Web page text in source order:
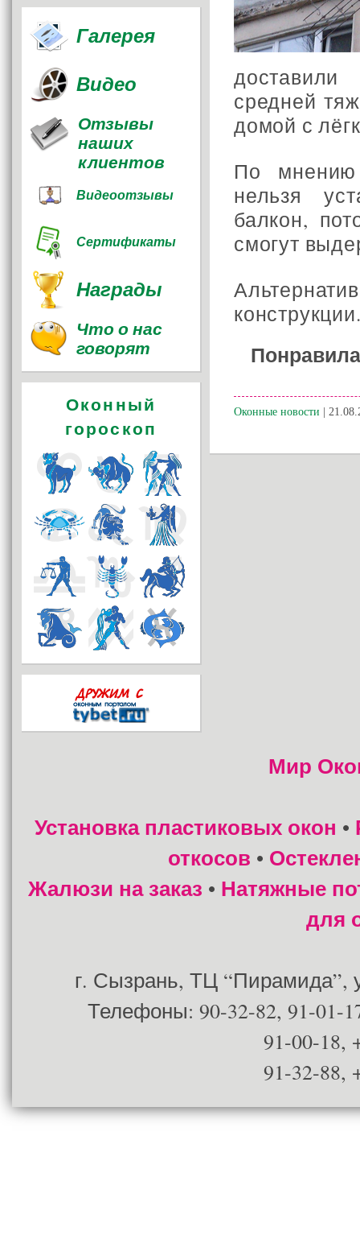
средней
домой с
По мнению
нельзя
балкон,
смогут
Оконные новости |
Галерея
Видео
Отзывы
наших
клиентов
Видеоотзывы
Сертификаты
Награды
Что о нас
говорят
Оконный
гороскоп
Мир
Установка пластиковых окон •
откосов •
Жалюзи на заказ • Натяжные
для
г. Сызрань, ТЦ “Пирамида”,
Телефоны: 90-32-82, 91-01-
91-00-18,
91-32-88,